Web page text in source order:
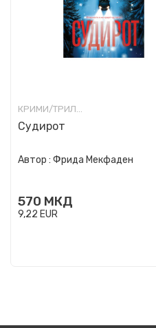
КРИМИ/ТРИЛЕР
Судирот
Автор : Фрида Мекфаден
570 МКД
9,22 EUR